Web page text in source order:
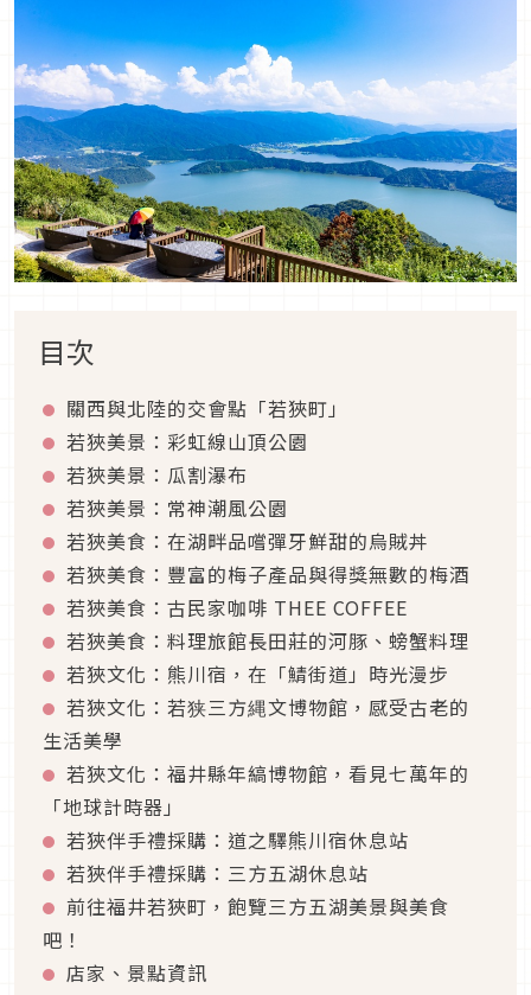
目次
關西與北陸的交會點「若狹町」
若狹美景：彩虹線山頂公園
若狹美景：瓜割瀑布
若狹美景：常神潮風公園
若狹美食：在湖畔品嚐彈牙鮮甜的烏賊丼
若狹美食：豐富的梅子產品與得獎無數的梅酒
若狹美食：古民家咖啡 THEE COFFEE
若狹美食：料理旅館長田莊的河豚、螃蟹料理
若狹文化：熊川宿，在「鯖街道」時光漫步
若狹文化：若狭三方縄文博物館，感受古老的
生活美學
若狹文化：福井縣年縞博物館，看見七萬年的
「地球計時器」
若狹伴手禮採購：道之驛熊川宿休息站
若狹伴手禮採購：三方五湖休息站
前往福井若狹町，飽覽三方五湖美景與美食
吧！
店家、景點資訊